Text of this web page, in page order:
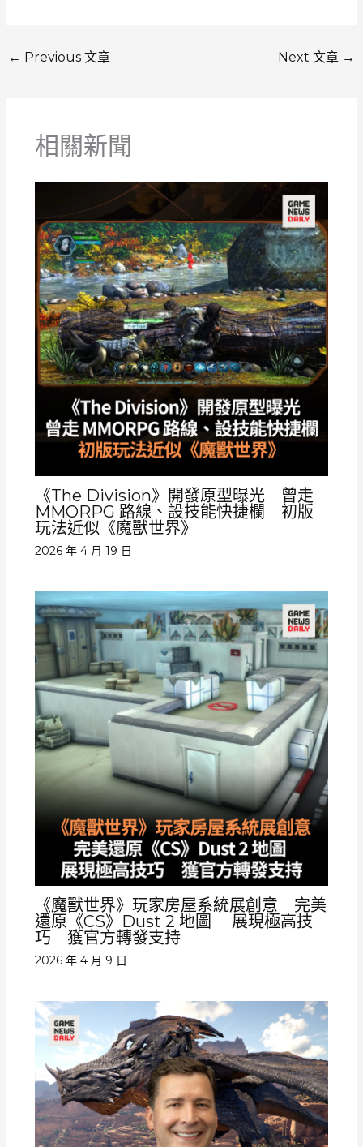
← Previous 文章 Next 文章 →
相關新聞
《The Division》開發原型曝光 曾走
MMORPG 路線、設技能快捷欄 初版
玩法近似《魔獸世界》
2026 年 4 月 19 日
《魔獸世界》玩家房屋系統展創意 完美
還原《CS》Dust 2 地圖 展現極高技
巧 獲官方轉發支持
2026 年 4 月 9 日